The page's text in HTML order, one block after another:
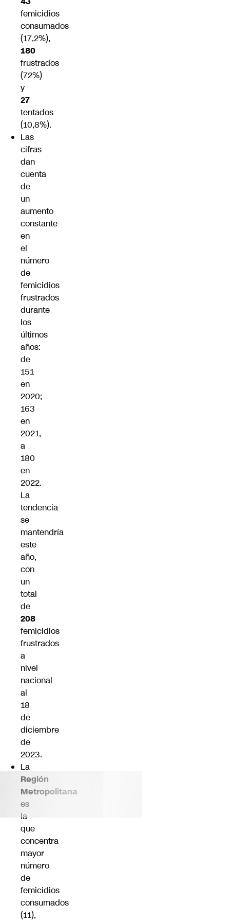
femicidios
consumados
(17,2%),
180
frustrados
(72%)
y
27
tentados
(10,8%).
Las
cifras
dan
cuenta
de
un
aumento
constante
en
el
número
de
femicidios
frustrados
durante
los
últimos
años:
de
151
en
2020;
163
en
2021,
a
180
en
2022.
La
tendencia
se
mantendría
este
año,
con
un
total
de
208
femicidios
frustrados
a
nivel
nacional
al
18
de
diciembre
de
2023.
La
Región
Metropolitana
es
la
que
concentra
mayor
número
de
femicidios
consumados
(11),